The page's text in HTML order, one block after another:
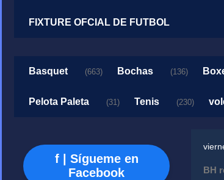
FIXTURE OFCIAL DE FUTBOL
Basquet (663) Bochas (136)
Pelota Paleta (31) Tenis (230)
BH
f | Sígueme en
Facebook